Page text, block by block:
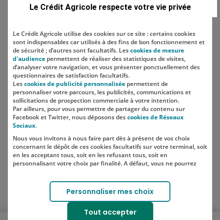
Comment construire sa stratégie
d'épargne ?
SUIVEZ-NOUS SUR LES RÉSEAUX
SOCIAUX
Le Crédit Agricole respecte votre vie privée
Le Crédit Agricole utilise des cookies sur ce site : certains cookies
sont indispensables car utilisés à des fins de bon fonctionnement et
de sécurité ; d’autres sont facultatifs. Lescookies de mesure
d'audience permettent de réaliser des statistiques de visites,
d’analyser votre navigation, et vous présenter ponctuellement des
questionnaires de satisfaction facultatifs.
Lescookies de publicité personnalisée permettent de
personnaliser votre parcours, les publicités, communications et
sollicitations de prospection commerciale à votre intention.
Par ailleurs, pour vous permettre de partager du contenu sur
Facebook et Twitter, nous déposons descookies de Réseaux
Sociaux.
Nous vous invitons à nous faire part dès à présent de vos choix
concernant le dépôt de ces cookies facultatifs sur votre terminal, soit
en les acceptant tous, soit en les refusant tous, soit en
personnalisant votre choix par finalité. A défaut, vous ne pourrez
Votre choix est libre et peut être modifié à tout moment, en cliquant
sur le lien "Cookies", en bas de page.
Pour en savoir plus sur les responsables de traitement et les
finalités, cliquez sur "Personnaliser mes choix".
Personnaliser mes choix
Tout accepter